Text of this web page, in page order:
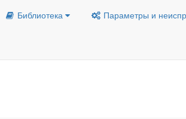
Библиотека Параметры и